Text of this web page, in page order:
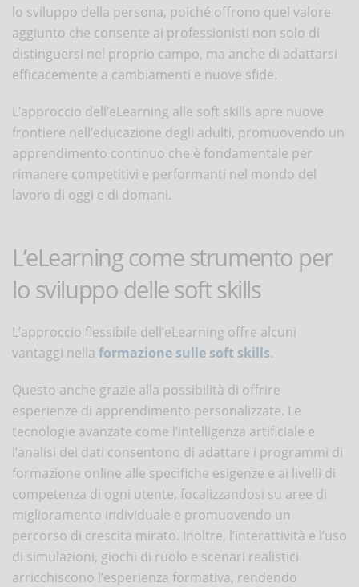
lo sviluppo della persona, poiché offrono quel valore
aggiunto che consente ai professionisti non solo di
distinguersi nel proprio campo, ma anche di adattarsi
efficacemente a cambiamenti e nuove sfide.
L’approccio dell’eLearning alle soft skills apre nuove
frontiere nell’educazione degli adulti, promuovendo un
apprendimento continuo che è fondamentale per
rimanere competitivi e performanti nel mondo del
lavoro di oggi e di domani.
L’eLearning come strumento per
lo sviluppo delle soft skills
L’approccio flessibile dell’eLearning offre alcuni
vantaggi nella formazione sulle soft skills.
Questo anche grazie alla possibilità di offrire
esperienze di apprendimento personalizzate. Le
tecnologie avanzate come l’intelligenza artificiale e
l’analisi dei dati consentono di adattare i programmi di
formazione online alle specifiche esigenze e ai livelli di
competenza di ogni utente, focalizzandosi su aree di
miglioramento individuale e promuovendo un
percorso di crescita mirato. Inoltre, l’interattività e l’uso
di simulazioni, giochi di ruolo e scenari realistici
arricchiscono l’esperienza formativa, rendendo